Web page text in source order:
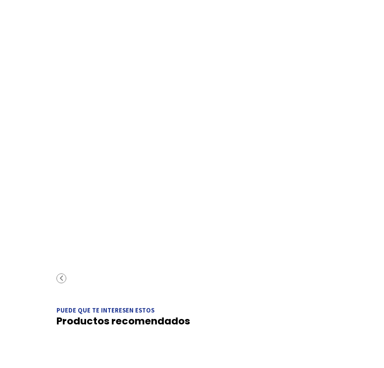
PUEDE QUE TE INTERESEN ESTOS
Productos recomendados